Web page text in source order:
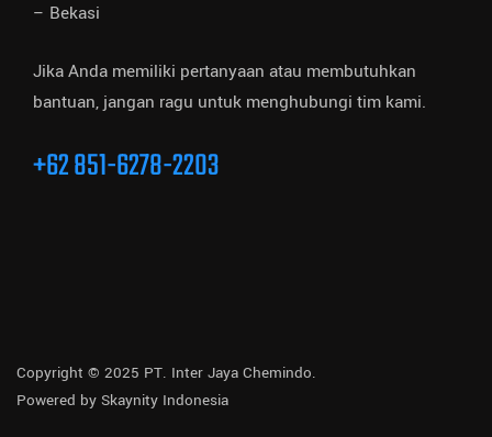
– Bekasi
Jika Anda memiliki pertanyaan atau membutuhkan
bantuan, jangan ragu untuk menghubungi tim kami.
+62 851-6278-2203
Copyright © 2025 PT. Inter Jaya Chemindo.
Powered by Skaynity Indonesia